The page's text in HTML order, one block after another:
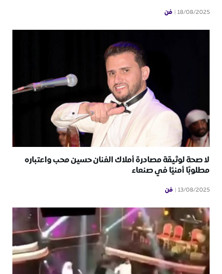
18/08/2025 فن
لا صحة لوثيقة مصادرة أملاك الفنان حسين محب واعتباره
مطلوبًا أمنيًا في صنعاء
13/08/2025 فن